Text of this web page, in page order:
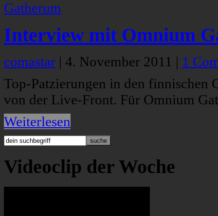
Interview mit Omnium
comastar | 4. November 2011 | 1
Top-Patzierungen in den finnischen
von der Live-Front. Für Omnium
Weiterlesen
Videoclip der Woche